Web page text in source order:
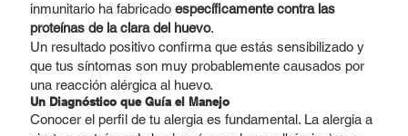
inmunitario ha fabricado específicamente contra las
proteínas de la clara del huevo.
Un resultado positivo confirma que estás sensibilizado y
que tus síntomas son muy probablemente causados por
una reacción alérgica al huevo.
Un Diagnóstico que Guía el Manejo
Conocer el perfil de tu alergia es fundamental. La alergia a